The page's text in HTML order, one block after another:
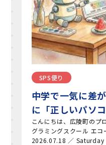
SPS便り
中学で一気に差
に「正しいパソ
こんにちは、広陵町のプ
グラミングスクール エコ
2026.07.18 ／ Saturday